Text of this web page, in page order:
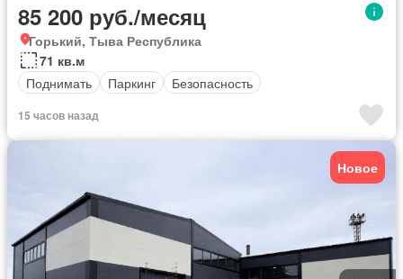
85 200 руб./месяц
Горький, Тыва Республика
71 кв.м
Поднимать
Паркинг Безопасность
15 часов назад
Новое